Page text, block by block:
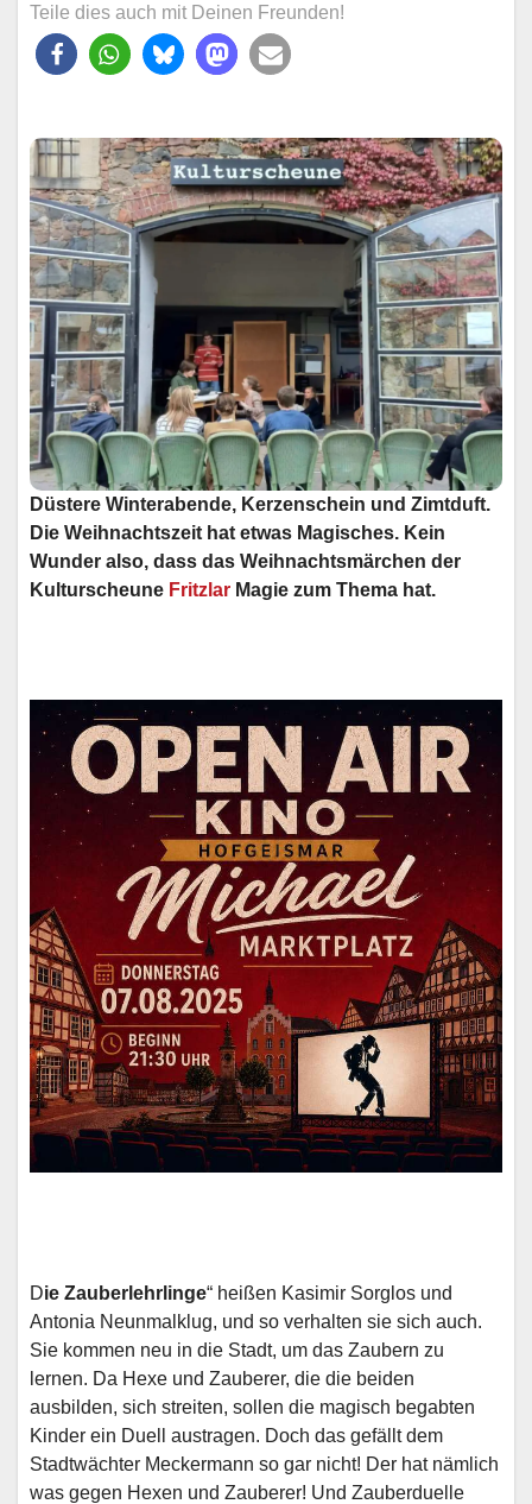
Teile dies auch mit Deinen Freunden!
Düstere Winterabende, Kerzenschein und Zimtduft.
Die Weihnachtszeit hat etwas Magisches. Kein
Wunder also, dass das Weihnachtsmärchen der
Kulturscheune Fritzlar Magie zum Thema hat.
Die Zauberlehrlinge“ heißen Kasimir Sorglos und
Antonia Neunmalklug, und so verhalten sie sich auch.
Sie kommen neu in die Stadt, um das Zaubern zu
lernen. Da Hexe und Zauberer, die die beiden
ausbilden, sich streiten, sollen die magisch begabten
Kinder ein Duell austragen. Doch das gefällt dem
Stadtwächter Meckermann so gar nicht! Der hat nämlich
was gegen Hexen und Zauberer! Und Zauberduelle